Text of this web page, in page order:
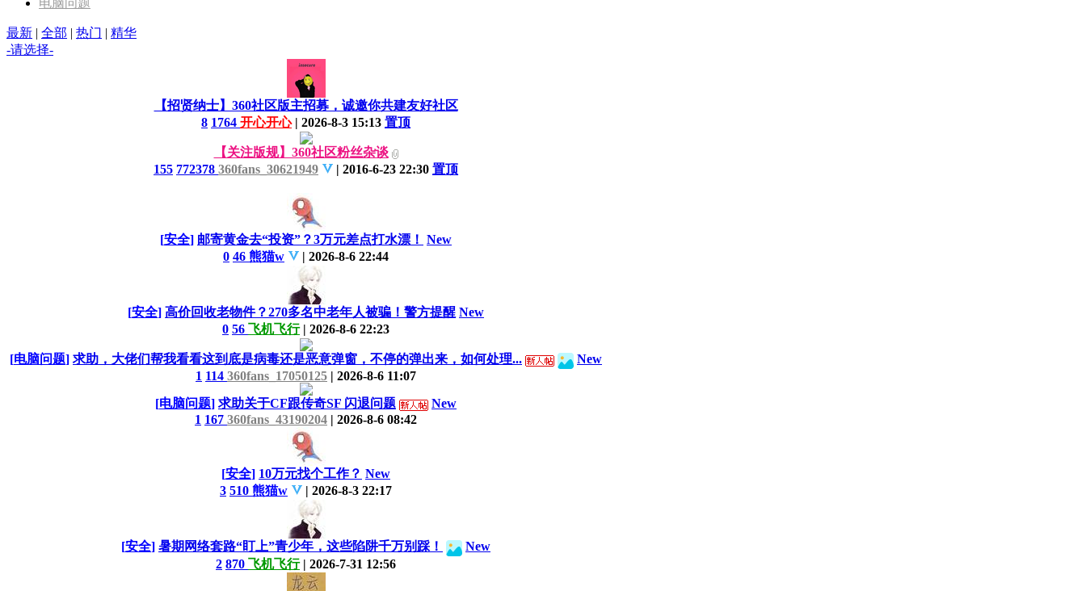
电脑问题
最新 | 全部 | 热门 | 精华
-请选择-
【招贤纳士】360社区版主招募，诚邀你共建友好社区
8 1764 开心开心 | 2026-8-3 15:13 置顶
【关注版规】360社区粉丝杂谈
155 772378 360fans_30621949 | 2016-6-23 22:30 置顶
[安全] 邮寄黄金去“投资”？3万元差点打水漂！ New
0 46 熊猫w | 2026-8-6 22:44
[安全] 高价回收老物件？270多名中老年人被骗！警方提醒 New
0 56 飞机飞行 | 2026-8-6 22:23
[电脑问题] 求助，大佬们帮我看看这到底是病毒还是恶意弹窗，不停的弹出来，如何处理...
New
1 114 360fans_17050125 | 2026-8-6 11:07
[电脑问题] 求助关于CF跟传奇SF 闪退问题
New
1 167 360fans_43190204 | 2026-8-6 08:42
[安全] 10万元找个工作？ New
3 510 熊猫w | 2026-8-3 22:17
[安全] 暑期网络套路“盯上”青少年，这些陷阱千万别踩！
New
2 870 飞机飞行 | 2026-7-31 12:56